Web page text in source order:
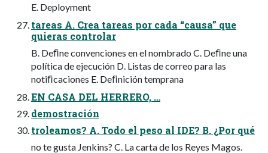
E. Deployment
tareas A. Crea tareas por cada “causa” que
quieras controlar
B. Deﬁne convenciones en el nombrado C. Deﬁne una
política de ejecución D. Listas de correo para las
notiﬁcaciones E. Deﬁnición temprana
EN CASA DEL HERRERO, …
demostración
troleamos? A. Todo el peso al IDE? B. ¿Por qué
no te gusta Jenkins? C. La carta de los Reyes Magos.